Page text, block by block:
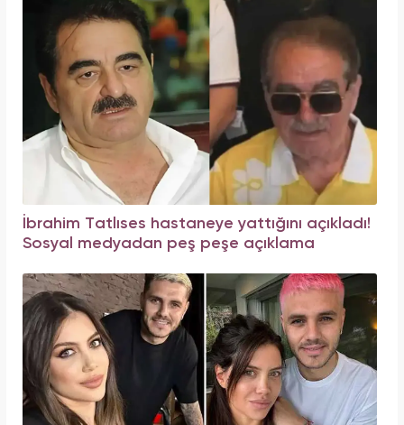
İbrahim Tatlıses hastaneye yattığını açıkladı!
Sosyal medyadan peş peşe açıklama